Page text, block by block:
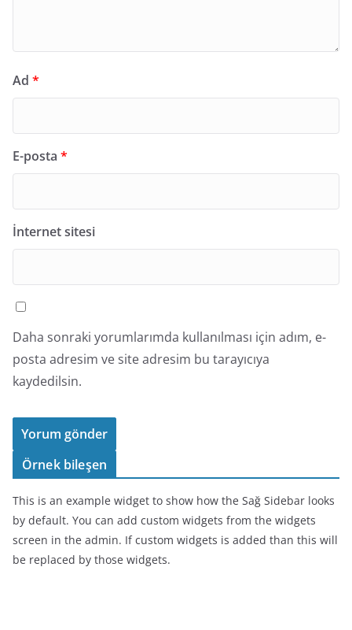
Ad *
E-posta *
İnternet sitesi
Daha sonraki yorumlarımda kullanılması için adım, e-
posta adresim ve site adresim bu tarayıcıya
kaydedilsin.
Örnek bileşen
This is an example widget to show how the Sağ Sidebar looks
by default. You can add custom widgets from the widgets
screen in the admin. If custom widgets is added than this will
be replaced by those widgets.